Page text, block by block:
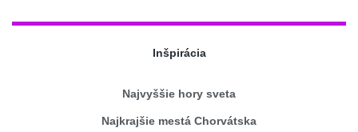
Inšpirácia
Najvyššie hory sveta
Najkrajšie mestá Chorvátska